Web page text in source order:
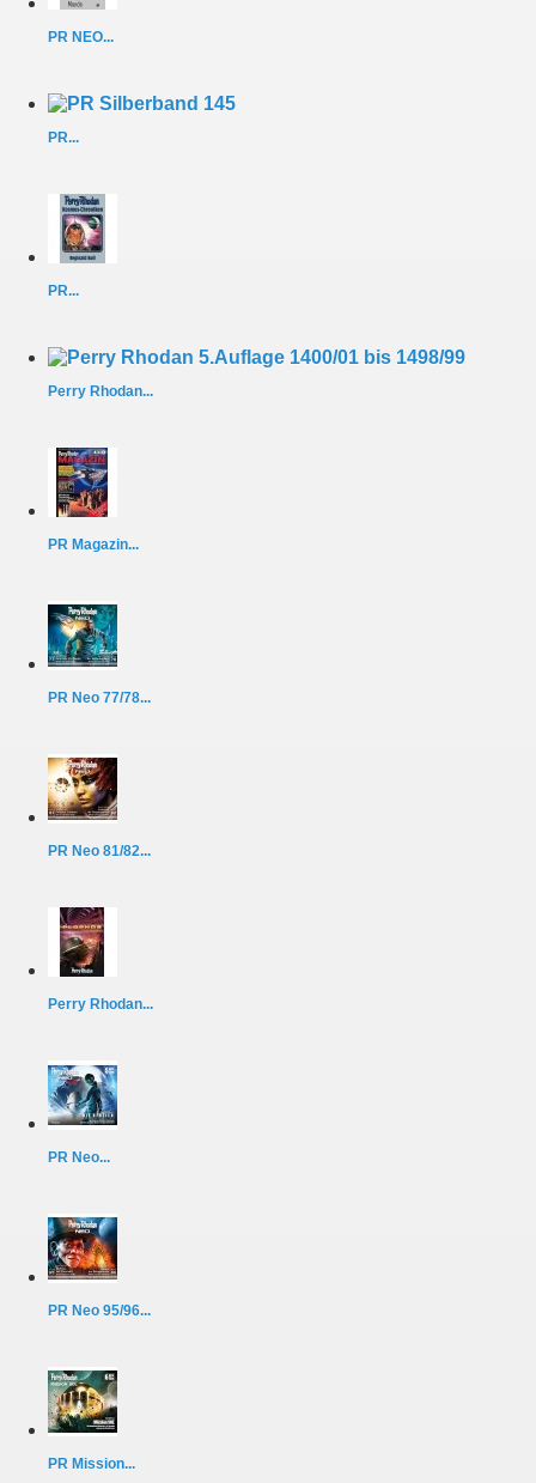
PR NEO...
PR...
PR...
Perry Rhodan...
PR Magazin...
PR Neo 77/78...
PR Neo 81/82...
Perry Rhodan...
PR Neo...
PR Neo 95/96...
PR Mission...